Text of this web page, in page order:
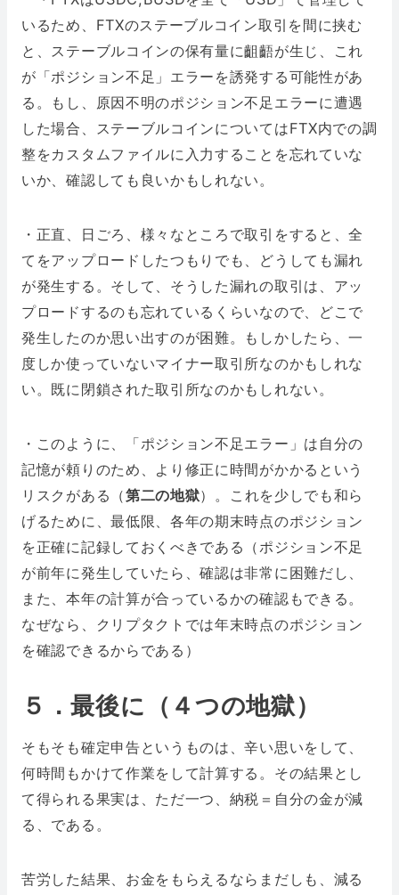
いるため、FTXのステーブルコイン取引を間に挟む
と、ステーブルコインの保有量に齟齬が生じ、これ
が「ポジション不足」エラーを誘発する可能性があ
る。もし、原因不明のポジション不足エラーに遭遇
した場合、ステーブルコインについてはFTX内での調
整をカスタムファイルに入力することを忘れていな
いか、確認しても良いかもしれない。
・正直、日ごろ、様々なところで取引をすると、全
てをアップロードしたつもりでも、どうしても漏れ
が発生する。そして、そうした漏れの取引は、アッ
プロードするのも忘れているくらいなので、どこで
発生したのか思い出すのが困難。もしかしたら、一
度しか使っていないマイナー取引所なのかもしれな
い。既に閉鎖された取引所なのかもしれない。
・このように、「ポジション不足エラー」は自分の
記憶が頼りのため、より修正に時間がかかるという
リスクがある（第二の地獄）。これを少しでも和ら
げるために、最低限、各年の期末時点のポジション
を正確に記録しておくべきである（ポジション不足
が前年に発生していたら、確認は非常に困難だし、
また、本年の計算が合っているかの確認もできる。
なぜなら、クリプタクトでは年末時点のポジション
を確認できるからである）
５．最後に（４つの地獄）
そもそも確定申告というものは、辛い思いをして、
何時間もかけて作業をして計算する。その結果とし
て得られる果実は、ただ一つ、納税＝自分の金が減
る、である。
苦労した結果、お金をもらえるならまだしも、減る